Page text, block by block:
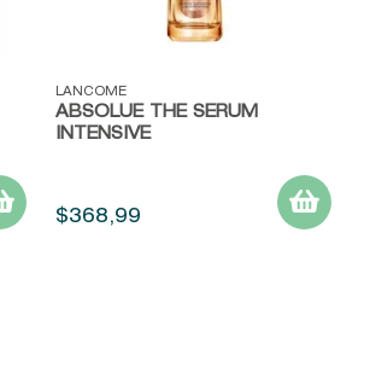
Vista rápida
LANCOME
ABSOLUE THE SERUM
INTENSIVE
$368,99